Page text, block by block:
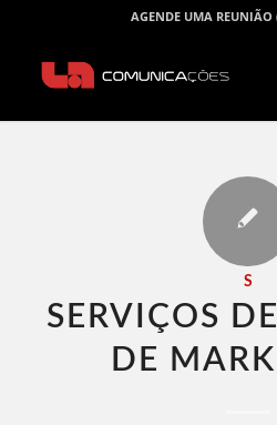
AGENDE UMA REUNIÃO
S
SERVIÇOS
DE